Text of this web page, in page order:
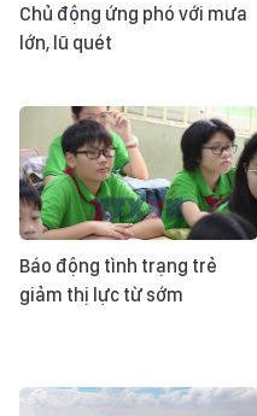
Chủ động ứng phó với mưa
lớn, lũ quét
Báo động tình trạng trẻ
giảm thị lực từ sớm